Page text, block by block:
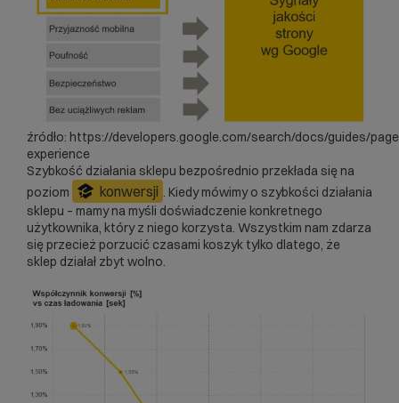
źródło: https://developers.google.com/search/docs/guides/
experience
Szybkość działania sklepu bezpośrednio przekłada się na
poziom
konwersji . Kiedy mówimy o szybkości działania
sklepu – mamy na myśli doświadczenie konkretnego
użytkownika, który z niego korzysta. Wszystkim nam zdarza
się przecież porzucić czasami koszyk tylko dlatego, że
sklep działał zbyt wolno.